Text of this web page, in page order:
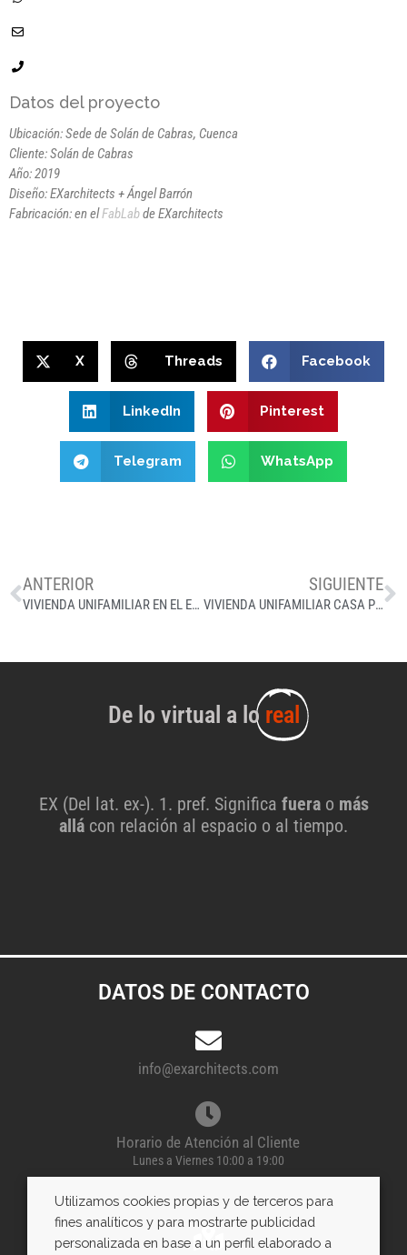
Datos del proyecto
Ubicación: Sede de Solán de Cabras, Cuenca
Cliente: Solán de Cabras
Año: 2019
Diseño: EXarchitects + Ángel Barrón
Fabricación: en elFabLabde EXarchitects
X Threads Facebook
LinkedIn Pinterest
Telegram WhatsApp
ANTERIOR
VIVIENDA UNIFAMILIAR EN EL ESCORIAL
SIGUIENTE
VIVIENDA UNIFAMILIAR CASA PMC
De lo virtual a lo real
EX (Del lat. ex-). 1. pref. Significa fuera o más
allá con relación al espacio o al tiempo.
DATOS DE CONTACTO
info@exarchitects.com
Horario de Atención al Cliente
Lunes a Viernes 10:00 a 19:00
Utilizamos cookies propias y de terceros para
fines analíticos y para mostrarte publicidad
personalizada en base a un perfil elaborado a